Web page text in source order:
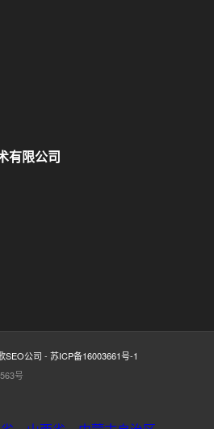
有限公司
SEO公司 - 苏ICP备16003661号-1
号